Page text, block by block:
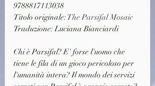
9788817113038
Titolo originale: The Parsifal Mosaic
Traduzione: Luciana Bianciardi
Chi è Parsifal? E' forse l'uomo che
tiene le fila di un gioco pericoloso per
l'umanità intera? Il mondo dei servizi